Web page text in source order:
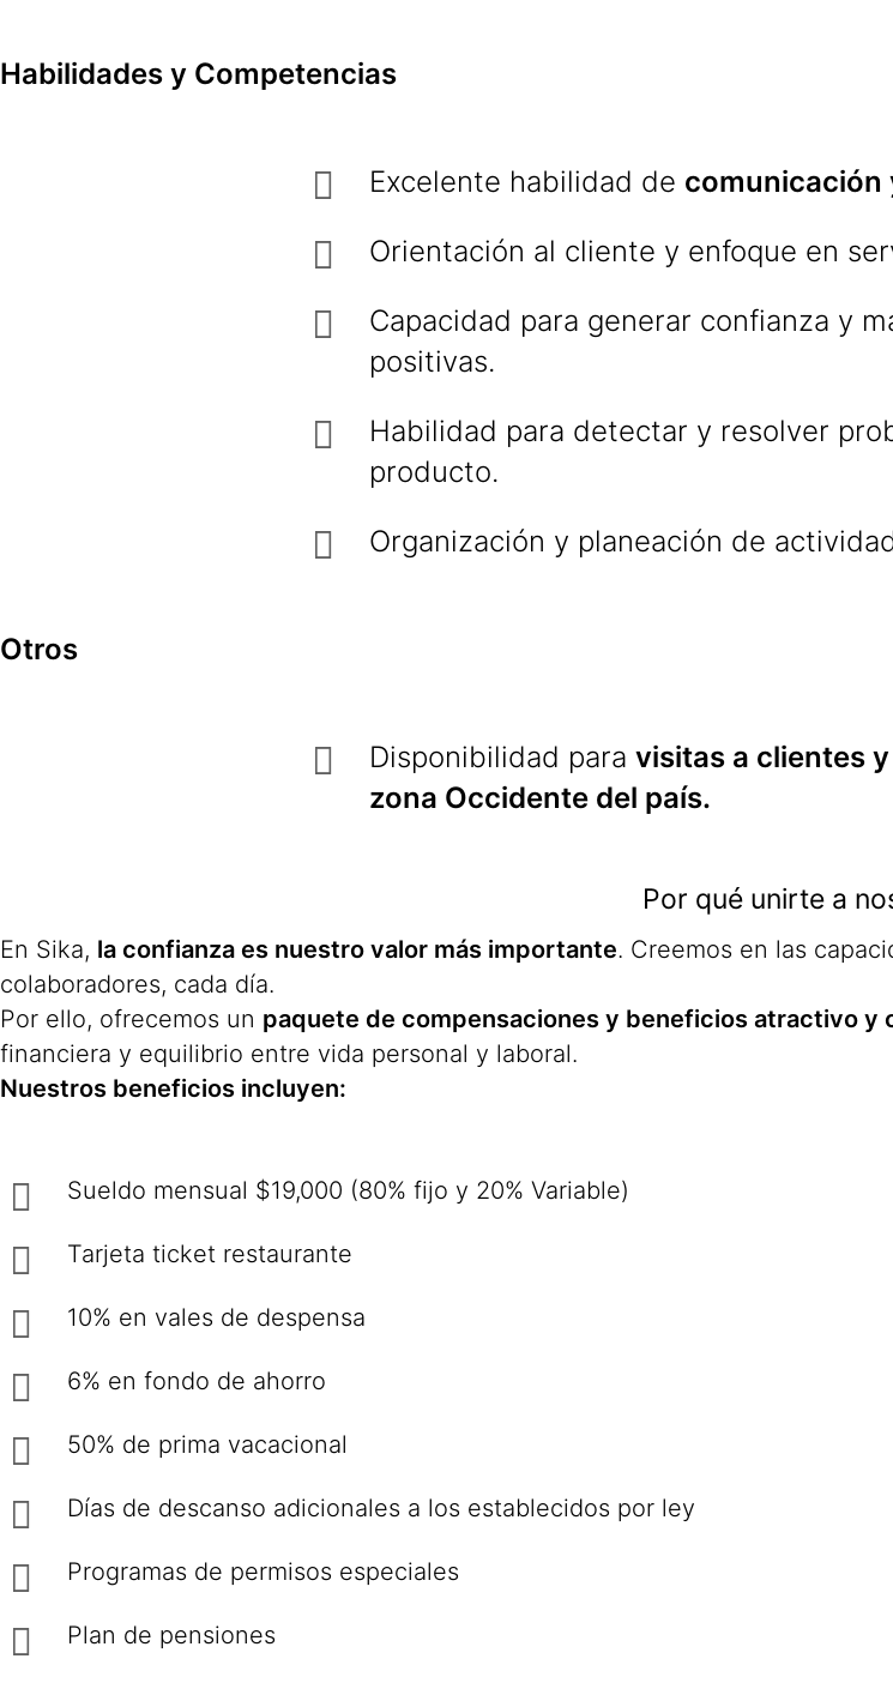
Habilidades y Competencias
Excelente habilidad de comunicación
Orientación al cliente y enfoque en
Capacidad para generar confianza y
positivas.
Habilidad para detectar y resolver
producto.
Organización y planeación de
Otros
Disponibilidad para visitas a clientes
zona Occidente del país.
Por qué unirte a
En Sika, la confianza es nuestro valor más importante. Creemos en las
colaboradores, cada día.
Por ello, ofrecemos un paquete de compensaciones y beneficios atractivo y
financiera y equilibrio entre vida personal y laboral.
Nuestros beneficios incluyen:
Sueldo mensual $19,000 (80% fijo y 20% Variable)
Tarjeta ticket restaurante
10% en vales de despensa
6% en fondo de ahorro
50% de prima vacacional
Días de descanso adicionales a los establecidos por ley
Programas de permisos especiales
Plan de pensiones